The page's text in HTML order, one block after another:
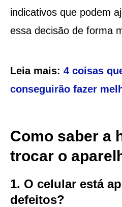
indicativos que podem
essa decisão de forma
Leia mais: 4 coisas
conseguirão fazer
Como saber a
trocar o
1. O celular está
defeitos?